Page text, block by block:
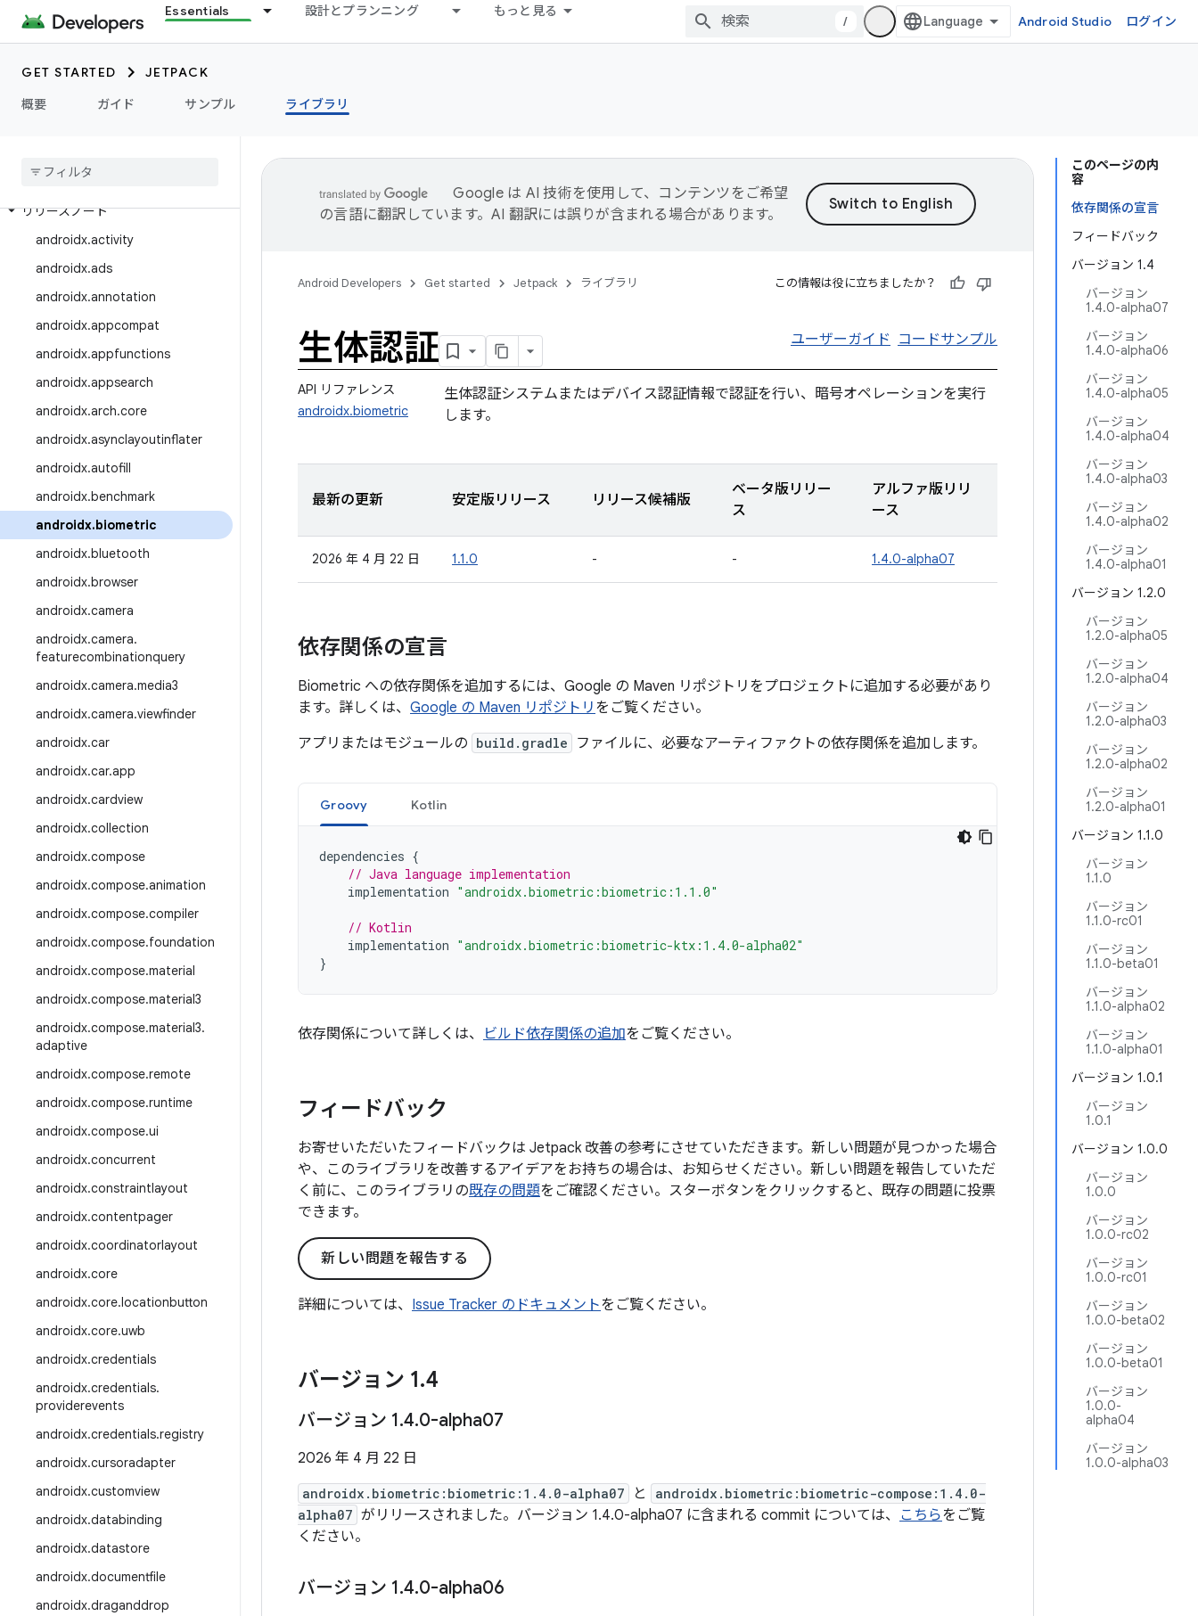
Essentials 設計とプランニング もっと見る
/ Android Studio ログイン
GET STARTED
JETPACK
概要
ガイド サンプル ライブラリ
ライブラリ リリース
リリースノート
androidx.activity
androidx.ads
androidx.annotation
androidx.appcompat
androidx.appfunctions
androidx.appsearch
androidx.arch.core
androidx.asynclayoutinflater
androidx.autofill
androidx.benchmark
androidx.biometric
androidx.bluetooth
androidx.browser
androidx.camera
androidx.camera.
featurecombinationquery
androidx.camera.media3
androidx.camera.viewfinder
androidx.car
androidx.car.app
androidx.cardview
androidx.collection
androidx.compose
androidx.compose.animation
androidx.compose.compiler
androidx.compose.foundation
androidx.compose.material
androidx.compose.material3
androidx.compose.material3.
adaptive
androidx.compose.remote
androidx.compose.runtime
androidx.compose.ui
androidx.concurrent
androidx.constraintlayout
androidx.contentpager
androidx.coordinatorlayout
androidx.core
androidx.core.locationbutton
androidx.core.uwb
androidx.credentials
androidx.credentials.
providerevents
androidx.credentials.registry
androidx.cursoradapter
androidx.customview
androidx.databinding
androidx.datastore
androidx.documentfile
androidx.draganddrop
このページの内
容
依存関係の宣言
フィードバック
バージョン 1.4
バージョン
1.4.0-alpha07
バージョン
1.4.0-alpha06
バージョン
1.4.0-alpha05
バージョン
1.4.0-alpha04
バージョン
1.4.0-alpha03
バージョン
1.4.0-alpha02
バージョン
1.4.0-alpha01
バージョン 1.2.0
バージョン
1.2.0-alpha05
バージョン
1.2.0-alpha04
バージョン
1.2.0-alpha03
バージョン
1.2.0-alpha02
バージョン
1.2.0-alpha01
バージョン 1.1.0
バージョン
1.1.0
バージョン
1.1.0-rc01
バージョン
1.1.0-beta01
バージョン
1.1.0-alpha02
バージョン
1.1.0-alpha01
バージョン 1.0.1
バージョン
1.0.1
バージョン 1.0.0
バージョン
1.0.0
バージョン
1.0.0-rc02
バージョン
1.0.0-rc01
バージョン
1.0.0-beta02
バージョン
1.0.0-beta01
バージョン
1.0.0-
alpha04
バージョン
1.0.0-alpha03
Google は AI 技術を使用して、コンテンツをご希望
の言語に翻訳しています。AI 翻訳には誤りが含まれる場合があります。
Android Developers Get started Jetpack ライブラリ この情報は役に立ちましたか？
生体認証 ユーザーガイド コードサンプル
API リファレンス
androidx.biometric
生体認証システムまたはデバイス認証情報で認証を行い、暗号オペレーションを実行
します。
最新の更新 安定版リリース リリース候補版
ベータ版リリー
ス
アルファ版リリ
ース
2026 年 4 月 22 日 1.1.0 - - 1.4.0-alpha07
依存関係の宣言
Biometric への依存関係を追加するには、Google の Maven リポジトリをプロジェクトに追加する必要があり
ます。詳しくは、 Google の Maven リポジトリ をご覧ください。
アプリまたはモジュールの build.gradle ファイルに、必要なアーティファクトの依存関係を追加します。
Groovy Kotlin
dependencies {
// Java language implementation
implementation "androidx.biometric:biometric:1.1.0"
// Kotlin
implementation "androidx.biometric:biometric-ktx:1.4.0-alpha02"
}
依存関係について詳しくは、 ビルド依存関係の追加をご覧ください。
フィードバック
お寄せいただいたフィードバックは Jetpack 改善の参考にさせていただきます。新しい問題が見つかった場合
や、このライブラリを改善するアイデアをお持ちの場合は、お知らせください。新しい問題を報告していただ
く前に、このライブラリの既存の問題をご確認ください。スターボタンをクリックすると、既存の問題に投票
できます。
新しい問題を報告する
詳細については、 Issue Tracker のドキュメントをご覧ください。
バージョン 1.4
バージョン 1.4.0-alpha07
2026 年 4 月 22 日
androidx.biometric:biometric:1.4.0-alpha07 と
androidx.biometric:biometric-compose:1.4.0-
alpha07 がリリースされました。バージョン 1.4.0-alpha07 に含まれる commit については、 こちらをご覧
ください。
バージョン 1.4.0-alpha06